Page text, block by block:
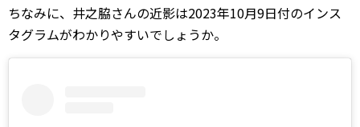
ちなみに、井之脇さんの近影は2023年10月9日付のインス
タグラムがわかりやすいでしょうか。